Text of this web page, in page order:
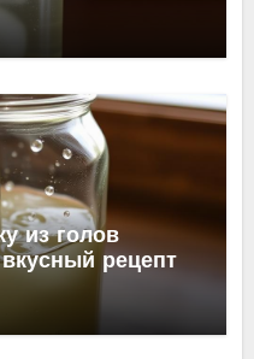
из голов
рецепт